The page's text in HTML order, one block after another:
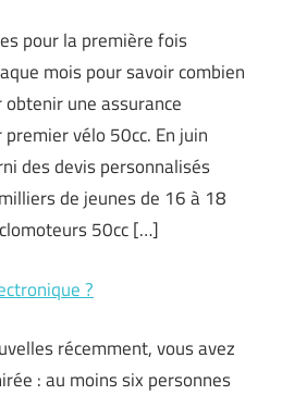
pour la première fois
mois pour savoir combien
une assurance
vélo 50cc. En juin
des devis personnalisés
de jeunes de 16 à 18
50cc […]
?
récemment, vous avez
: au moins six personnes